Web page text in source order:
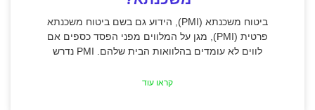
ביטוח משכנתא (PMI), הידוע גם בשם ביטוח משכנתא
פרטית (PMI), מגן על המלווים מפני הפסד כספים אם
לווים לא עומדים בהלוואות הבית שלהם. PMI נדרש
קראו עוד